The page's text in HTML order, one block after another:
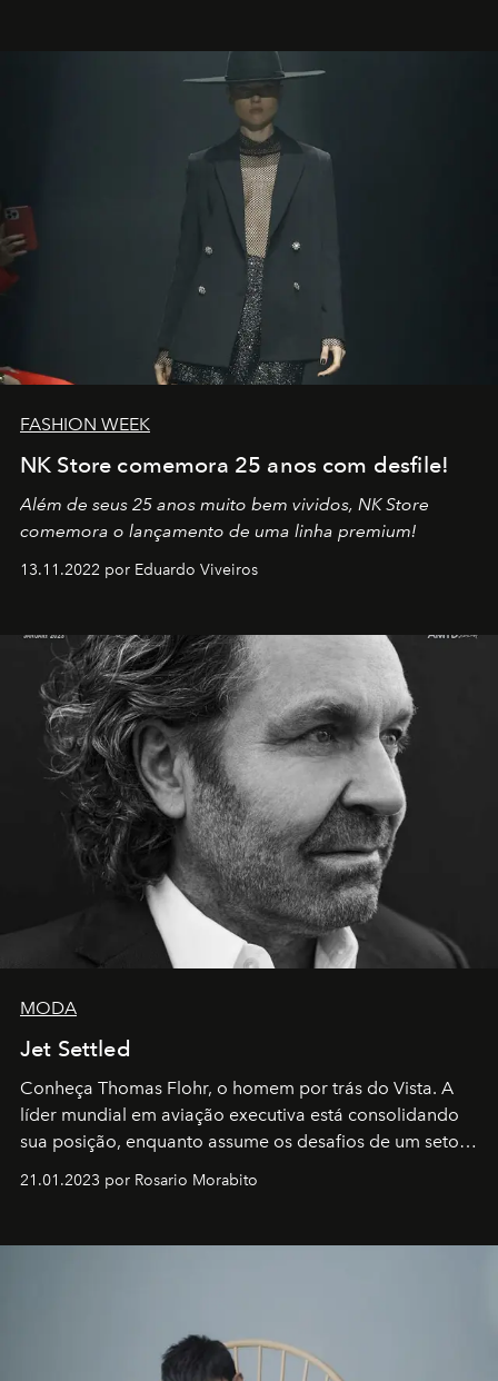
por propósitos, com um claro senso de missão na vida e
FASHION WEEK
NK Store comemora 25 anos com desfile!
Além de seus 25 anos muito bem vividos, NK Store
comemora o lançamento de uma linha premium!
13.11.2022 por Eduardo Viveiros
MODA
Jet Settled
Conheça Thomas Flohr, o homem por trás do Vista. A
líder mundial em aviação executiva está consolidando
sua posição, enquanto assume os desafios de um setor
em rápida evolução e redefinindo o conceito de luxo
21.01.2023 por Rosario Morabito